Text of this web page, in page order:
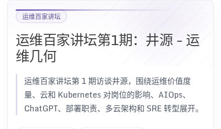
运维百家讲坛
运维百家讲坛第1期：井源 - 运
维几何
运维百家讲坛第 1 期访谈井源，围绕运维价值度
量、云和 Kubernetes 对岗位的影响、AIOps、
ChatGPT、部署职责、多云架构和 SRE 转型展开。